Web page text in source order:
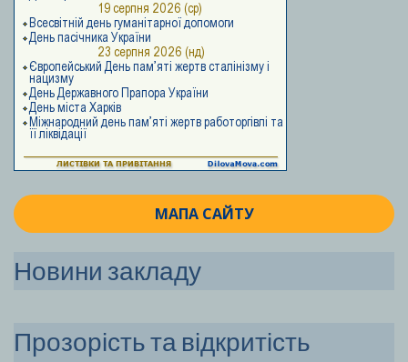
МАПА САЙТУ
Новини закладу
Прозорість та відкритість